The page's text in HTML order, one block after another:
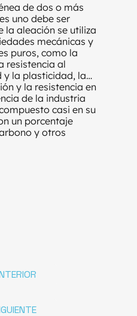
de dos o más
uno debe ser
la aleación se utiliza
mecánicas y
puros, como la
resistencia al
y la plasticidad, la
y la resistencia en
de la industria
casi en su
un porcentaje
y otros